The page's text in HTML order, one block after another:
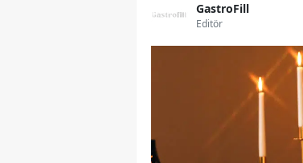
GastroFill
Editör